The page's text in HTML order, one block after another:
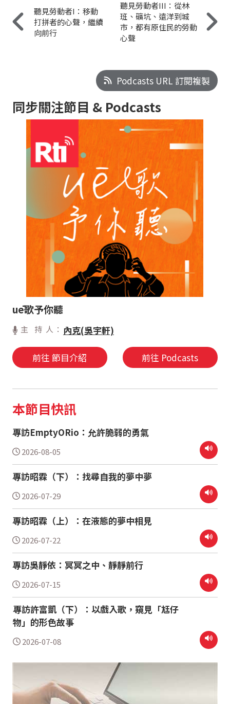
聽見勞動者I：移動
打拼者的心聲，繼續
向前行
聽見勞動者III：從林
班、礦坑、遠洋到城
市，都有原住民的勞動
心聲
Podcasts URL 訂閱複製
同步關注節目 & Podcasts
uē歌予你聽
主 持 人： 內克(吳宇軒)
前往 節目介紹 前往 Podcasts
本節目快訊
專訪EmptyORio：允許脆弱的勇氣
2026-08-05
專訪昭霖（下）：找尋自我的夢中夢
2026-07-29
專訪昭霖（上）：在液態的夢中相見
2026-07-22
專訪吳靜依：冥冥之中、靜靜前行
2026-07-15
專訪許富凱（下）：以戲入歌，窺見「尪仔
物」的形色故事
2026-07-08